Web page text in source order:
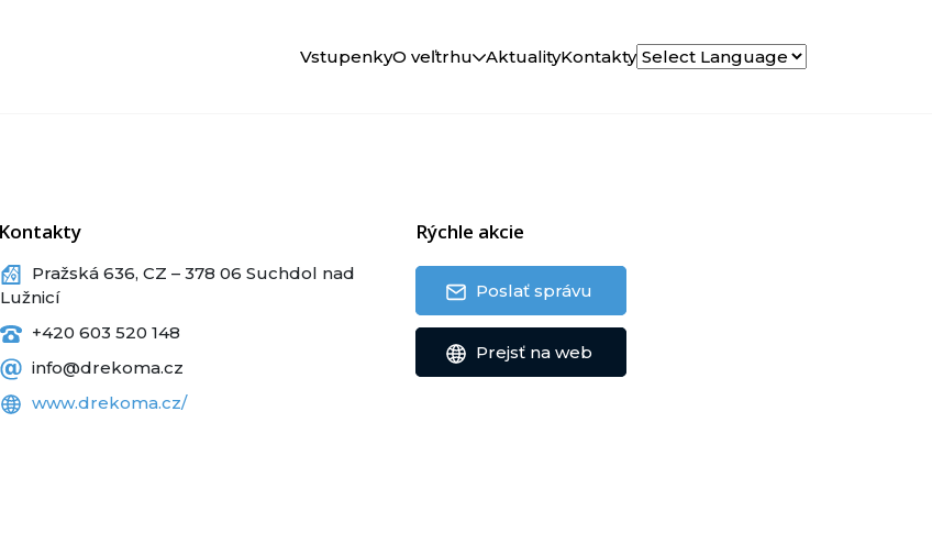
VstupenkyO veľtrhu AktualityKontakty
Kontakty
Pražská 636, CZ – 378 06 Suchdol nad
Lužnicí
+420 603 520 148
info@drekoma.cz
www.drekoma.cz/
Rýchle akcie
Poslať správu
Prejsť na web